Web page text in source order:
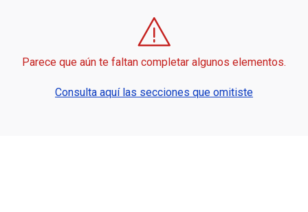
Parece que aún te faltan completar algunos elementos.
Consulta aquí las secciones que omitiste